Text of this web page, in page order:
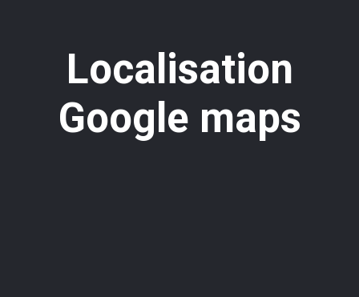
Localisation
Google maps